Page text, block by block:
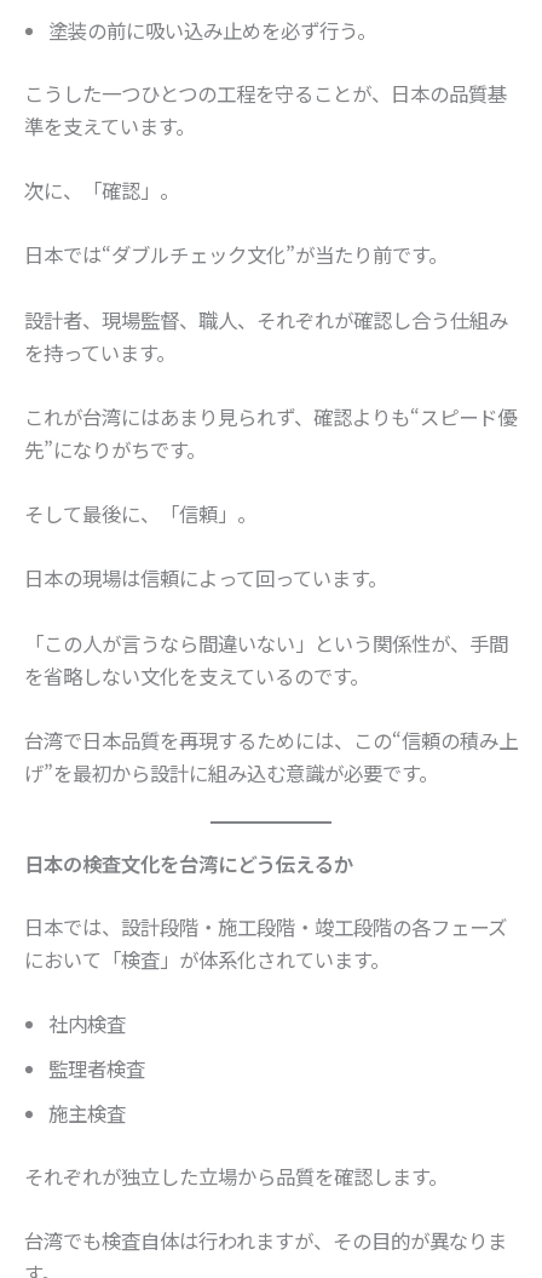
塗装の前に吸い込み止めを必ず行う。
こうした一つひとつの工程を守ることが、日本の品質基
準を支えています。
次に、「確認」。
日本では“ダブルチェック文化”が当たり前です。
設計者、現場監督、職人、それぞれが確認し合う仕組み
を持っています。
これが台湾にはあまり見られず、確認よりも“スピード優
先”になりがちです。
そして最後に、「信頼」。
日本の現場は信頼によって回っています。
「この人が言うなら間違いない」という関係性が、手間
を省略しない文化を支えているのです。
台湾で日本品質を再現するためには、この“信頼の積み上
げ”を最初から設計に組み込む意識が必要です。
日本の検査文化を台湾にどう伝えるか
日本では、設計段階・施工段階・竣工段階の各フェーズ
において「検査」が体系化されています。
社内検査
監理者検査
施主検査
それぞれが独立した立場から品質を確認します。
台湾でも検査自体は行われますが、その目的が異なりま